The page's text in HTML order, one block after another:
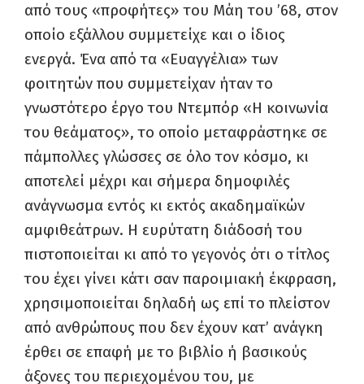
από τους «προφήτες» του Μάη του ’68, στον
οποίο εξάλλου συμμετείχε και ο ίδιος
ενεργά. Ένα από τα «Ευαγγέλια» των
φοιτητών που συμμετείχαν ήταν το
γνωστότερο έργο του Ντεμπόρ «Η κοινωνία
του θεάματος», το οποίο μεταφράστηκε σε
πάμπολλες γλώσσες σε όλο τον κόσμο, κι
αποτελεί μέχρι και σήμερα δημοφιλές
ανάγνωσμα εντός κι εκτός ακαδημαϊκών
αμφιθεάτρων. Η ευρύτατη διάδοσή του
πιστοποιείται κι από το γεγονός ότι ο τίτλος
του έχει γίνει κάτι σαν παροιμιακή έκφραση,
χρησιμοποιείται δηλαδή ως επί το πλείστον
από ανθρώπους που δεν έχουν κατ’ ανάγκη
έρθει σε επαφή με το βιβλίο ή βασικούς
άξονες του περιεχομένου του, με